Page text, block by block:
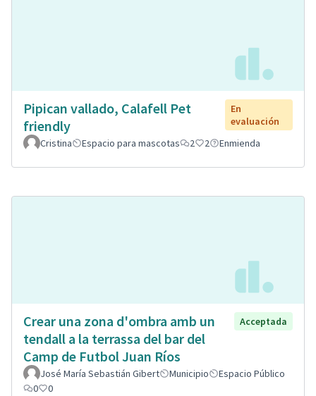
Pipican vallado, Calafell Pet
friendly
En
evaluación
Cristina
Espacio para mascotas 2 2 Enmienda
Crear una zona d'ombra amb un
tendall a la terrassa del bar del
Camp de Futbol Juan Ríos
Acceptada
José María Sebastián Gibert Municipio
Espacio Público
0
0